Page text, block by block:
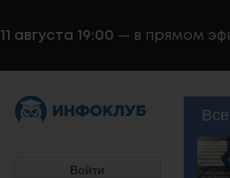
11 августа 19:00 — в прямом
Войти